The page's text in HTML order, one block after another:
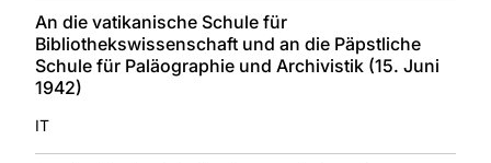
An die vatikanische Schule für
Bibliothekswissenschaft und an die Päpstliche
Schule für Paläographie und Archivistik (15. Juni
1942)
IT